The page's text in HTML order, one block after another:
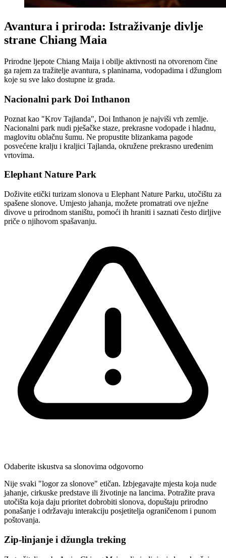
Avantura i priroda: Istraživanje divlje
strane Chiang Maia
Prirodne ljepote Chiang Maija i obilje aktivnosti na otvorenom čine
ga rajem za tražitelje avantura, s planinama, vodopadima i džunglom
koje su sve lako dostupne iz grada.
Nacionalni park Doi Inthanon
Poznat kao "Krov Tajlanda", Doi Inthanon je najviši vrh zemlje.
Nacionalni park nudi pješačke staze, prekrasne vodopade i hladnu,
maglovitu oblačnu šumu. Ne propustite blizankama pagode
posvećene kralju i kraljici Tajlanda, okružene prekrasno uređenim
vrtovima.
Elephant Nature Park
Doživite etički turizam slonova u Elephant Nature Parku, utočištu za
spašene slonove. Umjesto jahanja, možete promatrati ove nježne
divove u prirodnom staništu, pomoći ih hraniti i saznati često dirljive
priče o njihovom spašavanju.
Odaberite iskustva sa slonovima odgovorno
Nije svaki "logor za slonove" etičan. Izbjegavajte mjesta koja nude
jahanje, cirkuske predstave ili životinje na lancima. Potražite prava
utočišta koja daju prioritet dobrobiti slonova, dopuštaju prirodno
ponašanje i održavaju interakciju posjetitelja ograničenom i punom
poštovanja.
Zip-linjanje i džungla treking